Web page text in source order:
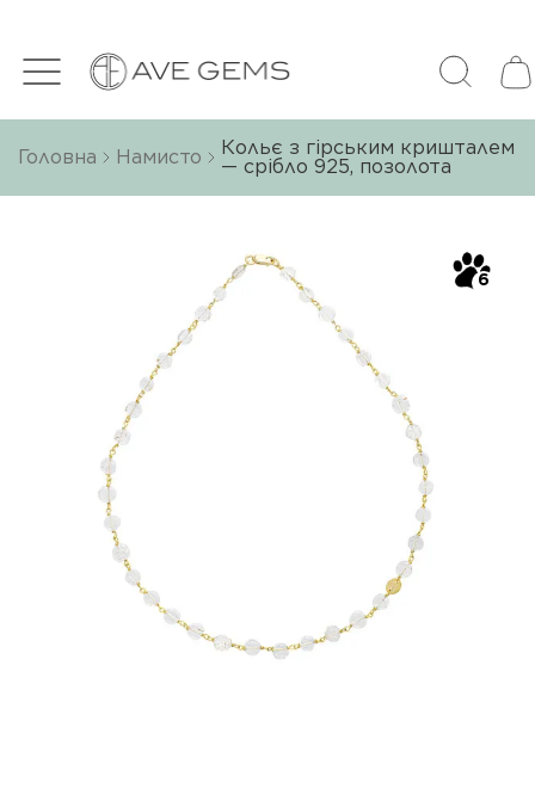
Головна Намисто
Кольє з гірським кришталем
— срібло 925, позолота
6